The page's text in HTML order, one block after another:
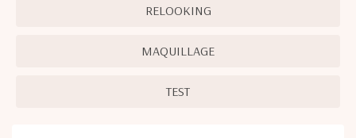
RELOOKING
MAQUILLAGE
TEST